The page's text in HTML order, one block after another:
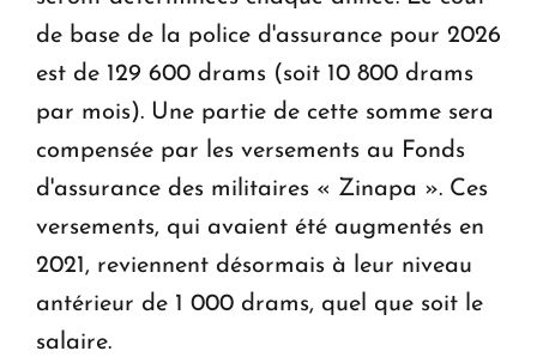
de base de la police d'assurance pour 2026
est de 129 600 drams (soit 10 800 drams
par mois). Une partie de cette somme sera
compensée par les versements au Fonds
d'assurance des militaires « Zinapa ». Ces
versements, qui avaient été augmentés en
2021, reviennent désormais à leur niveau
antérieur de 1 000 drams, quel que soit le
salaire.